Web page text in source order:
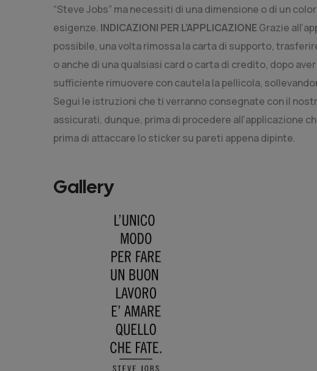
“Steve Jobs” ma necessiti di una dimensione o di un
esigenze. INDICAZIONI PER L’APPLICAZIONEGrazie
possibile, una volta rimossa la carta di supporto,
o anche di una qualsiasi card o carta di credito, dopo
sufficiente rimuovere con cautela la pellicola,
Segui le istruzioni che ti verranno consegnate con il
assicurati, dunque, prima di procedere all’applicazione
prima di attaccare lo sticker su pareti appena dipinte.
Gallery